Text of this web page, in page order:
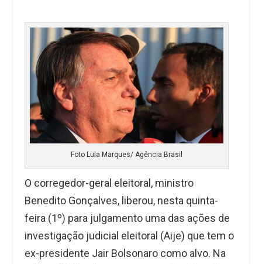
Foto Lula Marques/ Agência Brasil
O corregedor-geral eleitoral, ministro
Benedito Gonçalves, liberou, nesta quinta-
feira (1º) para julgamento uma das ações de
investigação judicial eleitoral (Aije) que tem o
ex-presidente Jair Bolsonaro como alvo. Na